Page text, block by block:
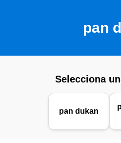
pan
Selecciona
pan dukan